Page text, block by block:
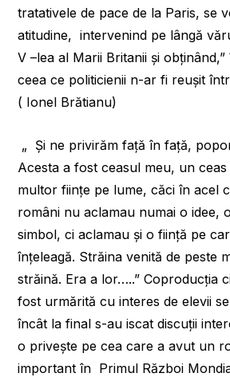
tratativele de pace de la Paris, se
atitudine, intervenind pe lângă
V –lea al Marii Britanii și
ceea ce politicienii n-ar fi reușit
( Ionel Brătianu)
„ Și ne privirăm față în față,
Acesta a fost ceasul meu, un
multor ființe pe lume, căci în acel
români nu aclamau numai o idee,
simbol, ci aclamau și o ființă pe
înțeleagă. Străina venită de peste
străină. Era a lor…..” Coproducția
fost urmărită cu interes de elevii
încât la final s-au iscat discuții
o privește pe cea care a avut un
important în Primul Război